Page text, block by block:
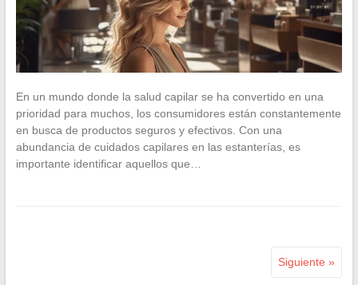
En un mundo donde la salud capilar se ha convertido en una
prioridad para muchos, los consumidores están constantemente
en busca de productos seguros y efectivos. Con una
abundancia de cuidados capilares en las estanterías, es
importante identificar aquellos que…
Siguiente »